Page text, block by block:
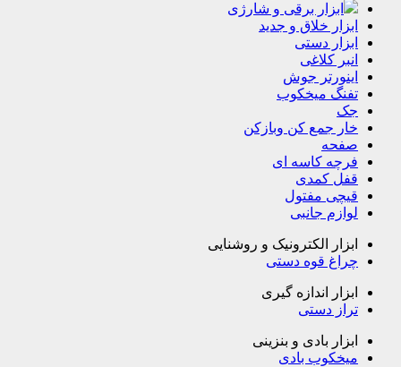
ابزار برقی و شارژی
ابزار خلاق و جدید
ابزار دستی
انبر کلاغی
اینورتر جوش
تفنگ میخکوب
جک
خار جمع کن وبازکن
صفحه
فرچه کاسه ای
قفل کمدی
قیچی مفتول
لوازم جانبی
ابزار الکترونیک و روشنایی
چراغ قوه دستی
ابزار اندازه گیری
تراز دستی
ابزار بادی و بنزینی
میخکوب بادی